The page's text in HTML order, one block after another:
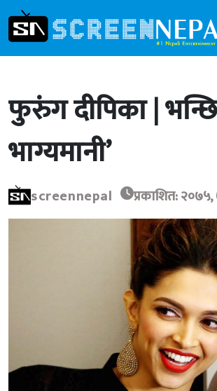
फुरुंग दीपिका |
भाग्यमानी’
screennepal प्रकाशित: